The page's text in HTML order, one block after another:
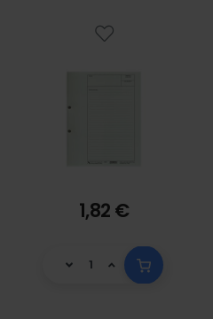
24 x 31 cm
1,82 €